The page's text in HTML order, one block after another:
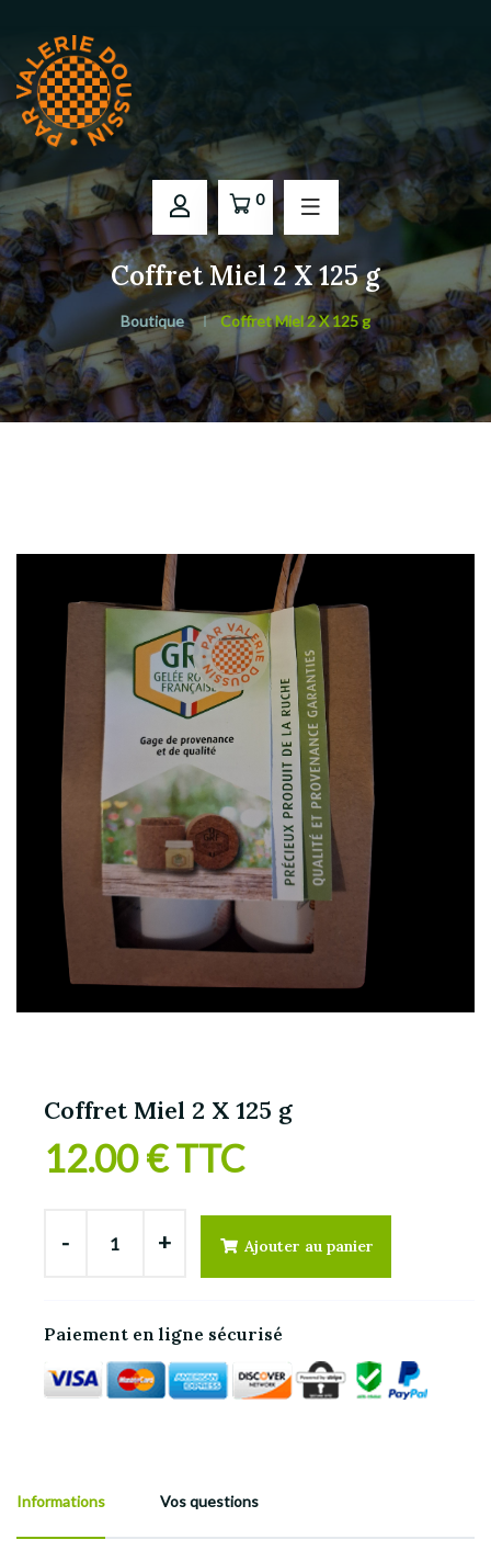
0
Coffret Miel 2 X 125 g
Boutique Coffret Miel 2 X 125 g
Coffret Miel 2 X 125 g
12.00 € TTC
- + Ajouter au panier
Paiement en ligne sécurisé
Informations Vos questions